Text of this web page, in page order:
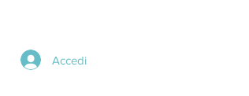
Accedi